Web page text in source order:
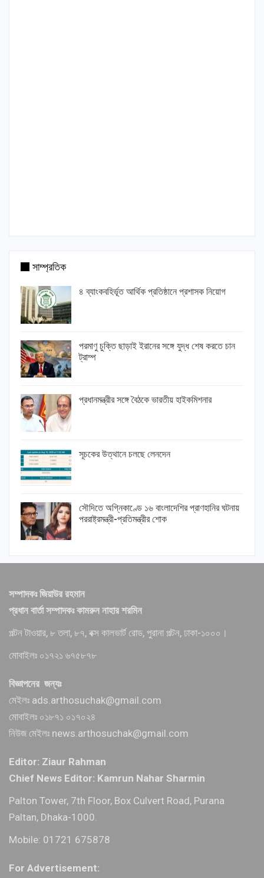
সাম্প্রতিক
৪ ব্যাংকবহির্ভূত আর্থিক প্রতিষ্ঠানে প্রশাসক নিয়োগ
পরমাণু চুক্তি ছাড়াই ইরানের সঙ্গে যুদ্ধ শেষ করতে চান
ট্রাম্প
প্রধানমন্ত্রীর সঙ্গে বৈঠকে ভারতীয় হাইকমিশনার
সূচকের উত্থানে চলছে লেনদেন
সৌদিতে অগ্নিকাণ্ডে ১৬ বাংলাদেশির প্রাণহানির ঘটনায়
পররাষ্ট্রমন্ত্রী-প্রতিমন্ত্রীর শোক
সম্পাদকঃ জিয়াউর রহমান
প্রধান বার্তা সম্পাদকঃ কামরুন নাহার শরমিন
পল্টন টাওয়ার, ৮ তলা, ৮৭, বক্স কালভার্ট রোড, পুরানা পল্টন, ঢাকা-১০০০।
মোবাইলঃ ০১৭২১ ৬৭৫৮৭৮
বিজ্ঞাপনের জন্যঃ
মেইলঃ ads.arthosuchak@gmail.com
মোবাইলঃ ০১৮৭১ ০১৭০২৪
নিউজ মেইলঃ news.arthosuchak@gmail.com
Editor: Ziaur Rahman
Chief News Editor: Kamrun Nahar Sharmin
Palton Tower, 7th Floor, Box Culvert Road, Purana
Paltan, Dhaka-1000.
Mobile: 01721 675878
For Advertisement: